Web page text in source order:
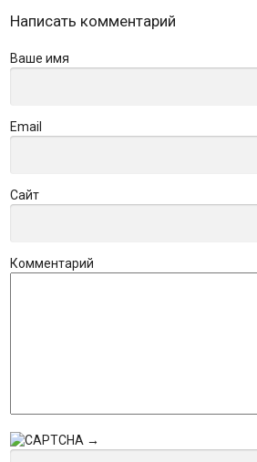
Написать комментарий
Ваше имя
Email
Сайт
Комментарий
→